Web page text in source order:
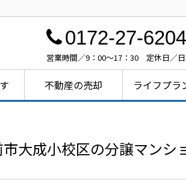
0172-27-6204
営業時間／9：00～17：30 定休日／
不動産の売却 ライフプラ
大成小校区の分譲マンシ